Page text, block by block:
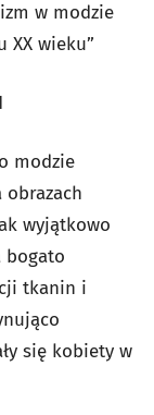
w modzie
XX wieku”
modzie
wyjątkowo
bogato
tkanin i
się kobiety w